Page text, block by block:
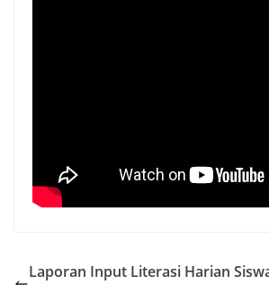
Laporan Input Literasi Harian